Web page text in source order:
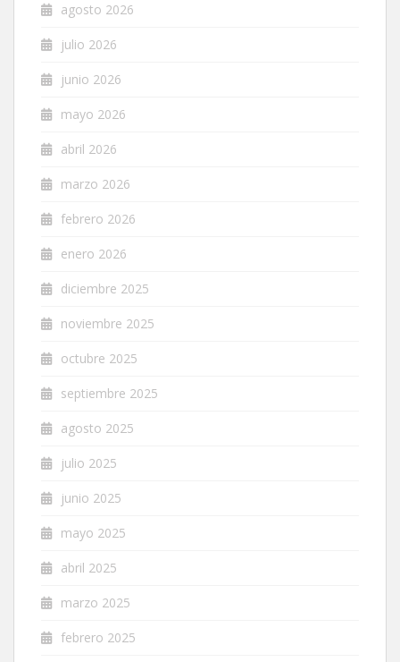
agosto 2026
julio 2026
junio 2026
mayo 2026
abril 2026
marzo 2026
febrero 2026
enero 2026
diciembre 2025
noviembre 2025
octubre 2025
septiembre 2025
agosto 2025
julio 2025
junio 2025
mayo 2025
abril 2025
marzo 2025
febrero 2025